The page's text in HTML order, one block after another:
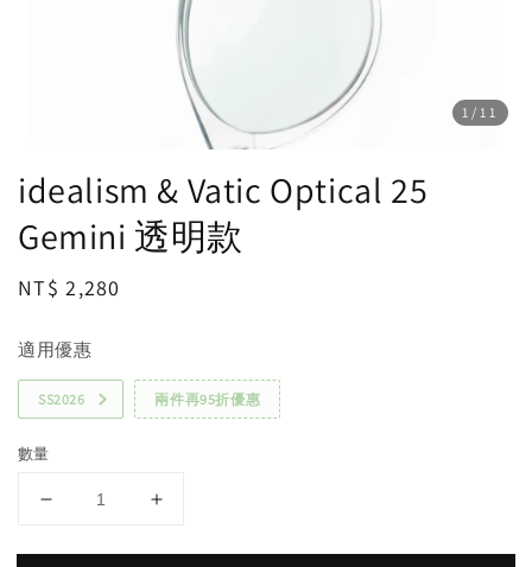
1 /11
idealism & Vatic Optical 25
Gemini 透明款
Regular
NT$ 2,280
適用優惠
SS2026 兩件再95折優惠
數量